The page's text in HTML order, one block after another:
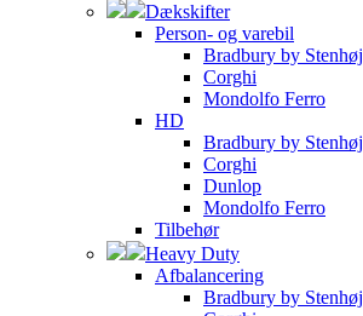
Dækskifter
Person- og varebil
Bradbury by Stenhøj
Corghi
Mondolfo Ferro
HD
Bradbury by Stenhøj
Corghi
Dunlop
Mondolfo Ferro
Tilbehør
Heavy Duty
Afbalancering
Bradbury by Stenhøj